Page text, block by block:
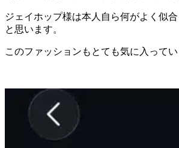
ジェイホップ様は本人自ら何がよく似
と思います。
このファッションもとても気に入ってい